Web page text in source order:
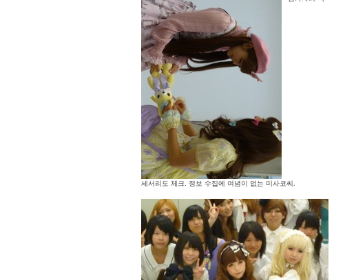
세서리도 체크. 정보 수집에 여념이 없는 미사코씨.